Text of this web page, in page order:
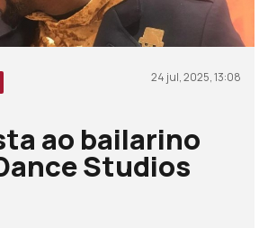
24 jul, 2025, 13:08
ao bailarino
Studios